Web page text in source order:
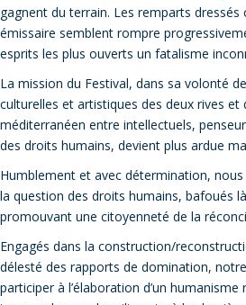
gagnent du terrain. Les remparts
émissaire semblent rompre
esprits les plus ouverts un fatalisme
La mission du Festival, dans sa volonté
culturelles et artistiques des deux rives
méditerranéen entre intellectuels,
des droits humains, devient plus ardue
Humblement et avec détermination,
la question des droits humains, bafoués
promouvant une citoyenneté de la
Engagés dans la construction/
délesté des rapports de domination,
participer à l’élaboration d’un